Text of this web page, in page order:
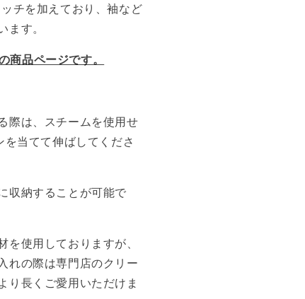
チを加えており、袖など
ます。
商品ページです。
際は、スチームを使用せ
当てて伸ばしてくださ
収納することが可能で
使用しておりますが、
れの際は専門店のクリー
り長くご愛用いただけま